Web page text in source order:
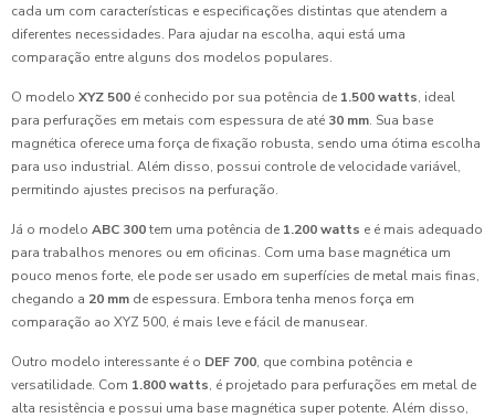
cada um com características e especificações distintas que atendem a
diferentes necessidades. Para ajudar na escolha, aqui está uma
comparação entre alguns dos modelos populares.
O modelo XYZ 500 é conhecido por sua potência de 1.500 watts, ideal
para perfurações em metais com espessura de até 30 mm. Sua base
magnética oferece uma força de fixação robusta, sendo uma ótima escolha
para uso industrial. Além disso, possui controle de velocidade variável,
permitindo ajustes precisos na perfuração.
Já o modelo ABC 300tem uma potência de 1.200 watts e é mais adequado
para trabalhos menores ou em oficinas. Com uma base magnética um
pouco menos forte, ele pode ser usado em superfícies de metal mais finas,
chegando a 20 mm de espessura. Embora tenha menos força em
comparação ao XYZ 500, é mais leve e fácil de manusear.
Outro modelo interessante é o DEF 700, que combina potência e
versatilidade. Com 1.800 watts, é projetado para perfurações em metal de
alta resistência e possui uma base magnética super potente. Além disso,